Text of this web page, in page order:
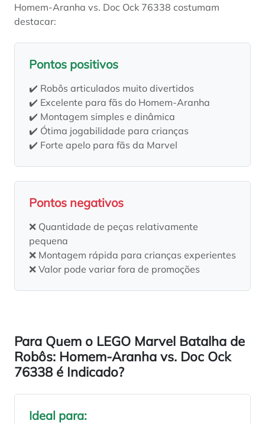
Homem-Aranha vs. Doc Ock 76338 costumam
destacar:
Pontos positivos
✔️ Robôs articulados muito divertidos
✔️ Excelente para fãs do Homem-Aranha
✔️ Montagem simples e dinâmica
✔️ Ótima jogabilidade para crianças
✔️ Forte apelo para fãs da Marvel
Pontos negativos
❌ Quantidade de peças relativamente
pequena
❌ Montagem rápida para crianças experientes
❌ Valor pode variar fora de promoções
Para Quem o LEGO Marvel Batalha de
Robôs: Homem-Aranha vs. Doc Ock
76338 é Indicado?
Ideal para: